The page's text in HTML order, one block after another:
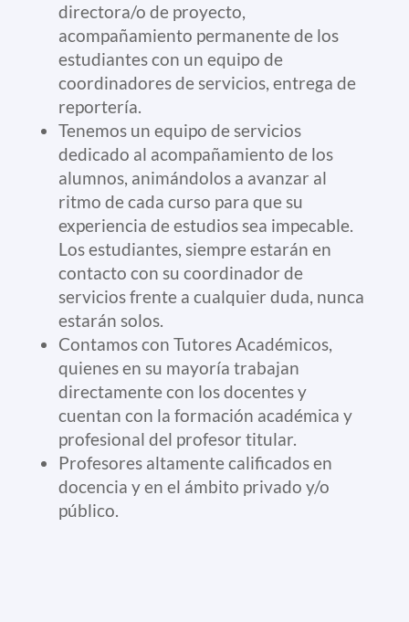
directora/o de proyecto,
acompañamiento permanente de los
estudiantes con un equipo de
coordinadores de servicios, entrega de
reportería.
Tenemos un equipo de servicios
dedicado al acompañamiento de los
alumnos, animándolos a avanzar al
ritmo de cada curso para que su
experiencia de estudios sea impecable.
Los estudiantes, siempre estarán en
contacto con su coordinador de
servicios frente a cualquier duda, nunca
estarán solos.
Contamos con Tutores Académicos,
quienes en su mayoría trabajan
directamente con los docentes y
cuentan con la formación académica y
profesional del profesor titular.
Profesores altamente calificados en
docencia y en el ámbito privado y/o
público.